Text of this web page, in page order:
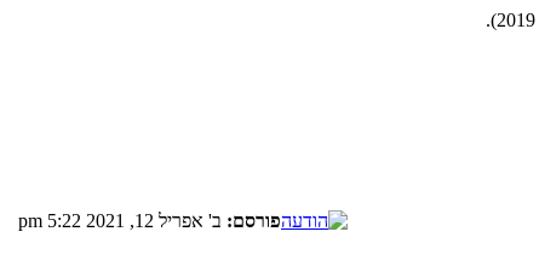
פורסם: ב' אפריל 12, 2021 5:22 pm